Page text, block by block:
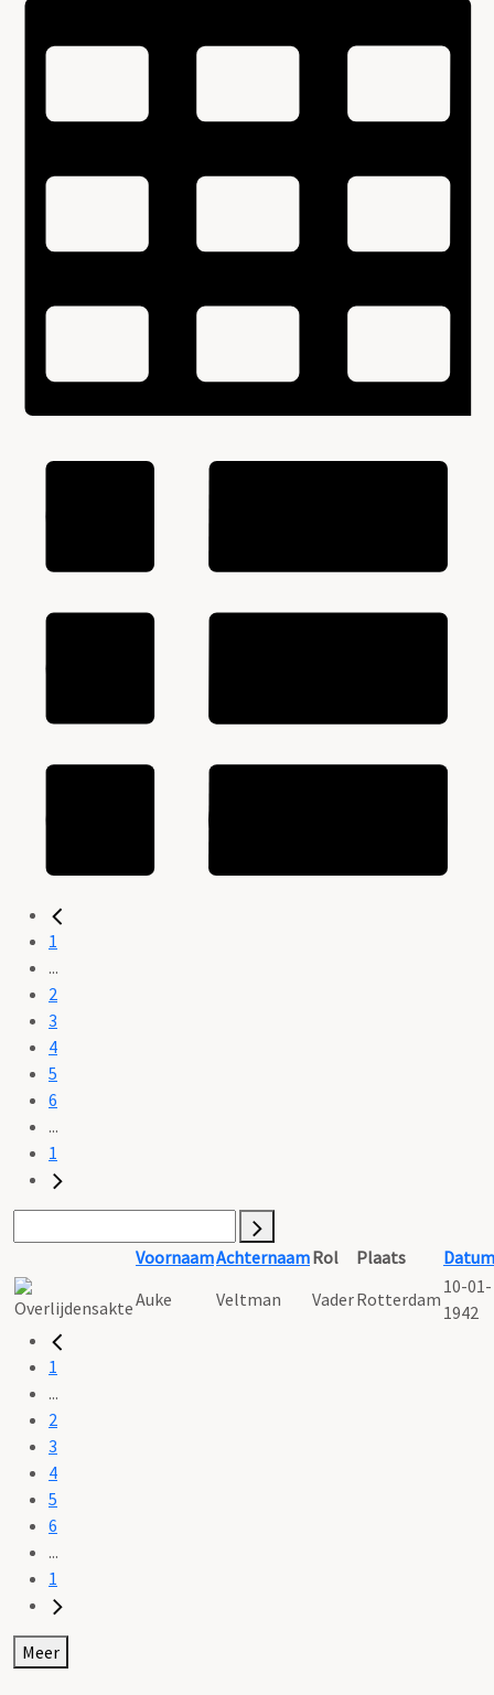
1
...
2
3
4
5
6
...
1
VoornaamAchternaamRol Plaats
Datum
Auke
Veltman VaderRotterdam
10-01-
1942
1
...
2
3
4
5
6
...
1
Meer